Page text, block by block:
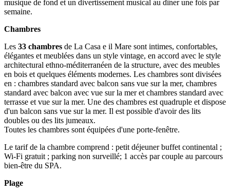
musique de fond et un divertissement musical au dîner une fois par
semaine.
Chambres
Les 33 chambres de La Casa e il Mare sont intimes, confortables,
élégantes et meublées dans un style vintage, en accord avec le style
architectural ethno-méditerranéen de la structure, avec des meubles
en bois et quelques éléments modernes. Les chambres sont divisées
en : chambres standard avec balcon sans vue sur la mer, chambres
standard avec balcon avec vue sur la mer et chambres standard avec
terrasse et vue sur la mer. Une des chambres est quadruple et dispose
d'un balcon sans vue sur la mer. Il est possible d'avoir des lits
doubles ou des lits jumeaux.
Toutes les chambres sont équipées d'une porte-fenêtre.
Le tarif de la chambre comprend : petit déjeuner buffet continental ;
Wi-Fi gratuit ; parking non surveillé; 1 accès par couple au parcours
bien-être du SPA.
Plage